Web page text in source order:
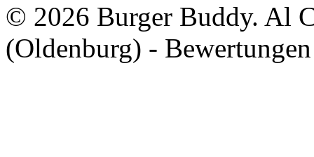
© 2026 Burger Buddy. Al
(Oldenburg) -